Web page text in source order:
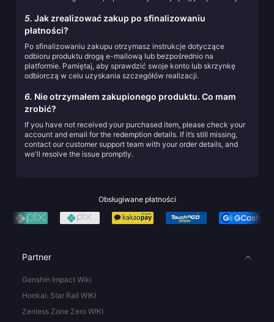
5. Jak zrealizować zakup po sfinalizowaniu
płatności?
Po sfinalizowaniu zakupu otrzymasz instrukcje dotyczące
odbioru produktu drogą e-mailową lub bezpośrednio na
platformie. Pamiętaj, aby sprawdzić swoje konto lub skrzynkę
odbiorczą w celu uzyskania szczegółów realizacji.
6. Nie otrzymałem zakupionego produktu. Co mam
zrobić?
If you have not received your purchased item, please check your
account and email for the redemption details. If it’s still missing,
contact our customer support team with your order details, and
we'll resolve the issue promptly.
Obsługiwane płatności
Partner
Genshin Impact Wiki
Honkai: Star Rail WIKI
Zenless Zone Zero WIKI